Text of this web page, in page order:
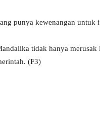
punya kewenangan untuk
tidak hanya
(F3)